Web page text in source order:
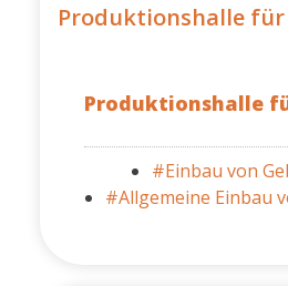
Produktionshalle für
Produktionshalle
#Einbau von
#Allgemeine Einbau